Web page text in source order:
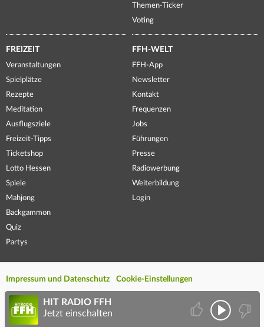
Themen-Ticker
Voting
FREIZEIT
Veranstaltungen
Spielplätze
Rezepte
Meditation
Ausflugsziele
Freizeit-Tipps
Ticketshop
Lotto Hessen
Spiele
Mahjong
Backgammon
Quiz
Partys
FFH-WELT
FFH-App
Newsletter
Kontakt
Frequenzen
Jobs
Führungen
Presse
Radiowerbung
Weiterbildung
Login
Impressum und Datenschutz Cookie-Einstellungen
HIT RADIO FFH
Jetzt einschalten